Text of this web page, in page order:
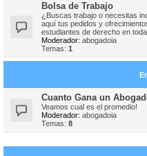
Bolsa de Trabajo
¿Buscas trabajo o necesitas
aquí tus pedidos y
estudiantes de derecho en toda
Moderador: abogadoia
Temas: 1
Cuanto Gana un
Veamos cual es el promedio!
Moderador: abogadoia
Temas: 8